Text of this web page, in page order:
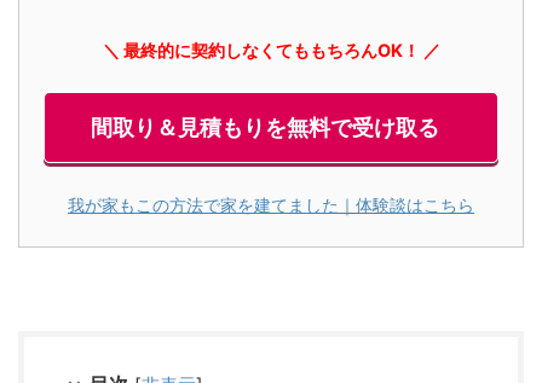
＼ 最終的に契約しなくてももちろんOK！ ／
間取り＆見積もりを無料で受け取る
我が家もこの方法で家を建てました｜体験談はこちら